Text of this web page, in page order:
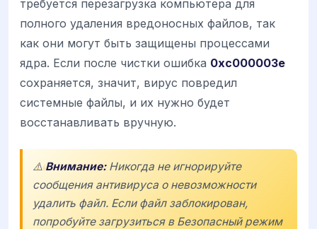
требуется перезагрузка компьютера для
полного удаления вредоносных файлов, так
как они могут быть защищены процессами
ядра. Если после чистки ошибка 0xc000003e
сохраняется, значит, вирус повредил
системные файлы, и их нужно будет
восстанавливать вручную.
⚠️Внимание:Никогда не игнорируйте
сообщения антивируса о невозможности
удалить файл. Если файл заблокирован,
попробуйте загрузиться в Безопасный режим